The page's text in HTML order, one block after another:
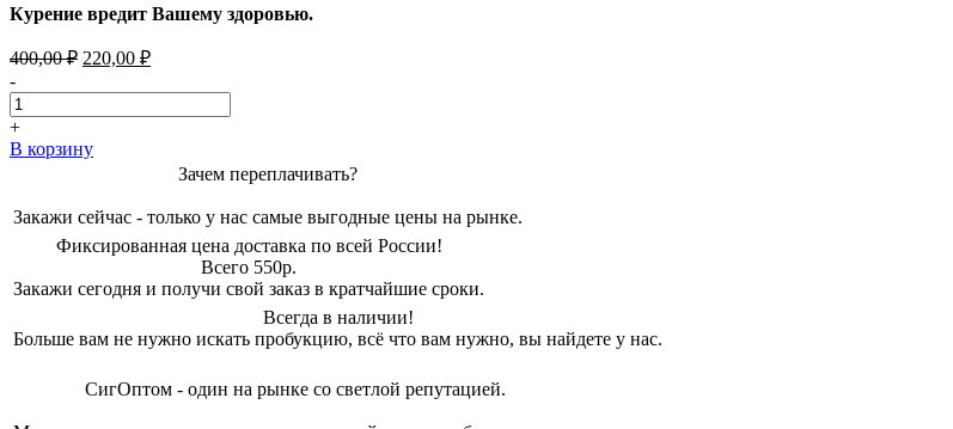
Курение вредит Вашему здоровью.
400,00₽ Первоначальная
составляла
400,00 ₽.
220,00 ₽Текущая
220,00 ₽.
-
+
В корзину
Зачем переплачивать?
Закажи сейчас - только у нас самые выгодные цены на рынке.
Фиксированная цена доставка по всей России!
Всего 550р.
Закажи сегодня и получи свой заказ в кратчайшие сроки.
Всегда в наличии!
Больше вам не нужно искать пробукцию, всё что вам нужно, вы найдете у нас.
СигОптом - один на рынке со светлой репутацией.